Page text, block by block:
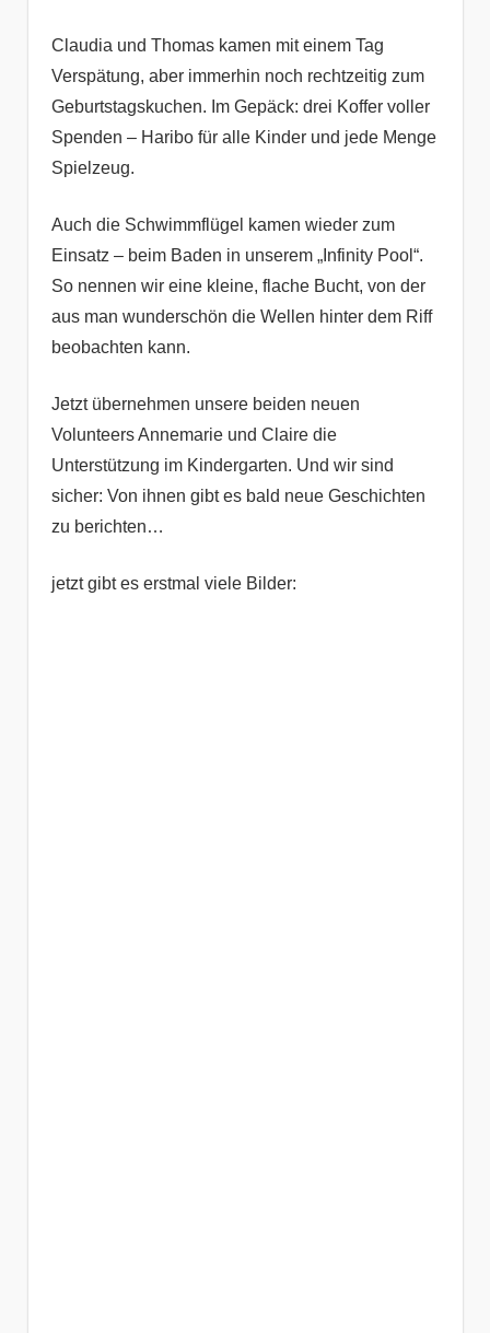
Claudia und Thomas kamen mit einem Tag
Verspätung, aber immerhin noch rechtzeitig zum
Geburtstagskuchen. Im Gepäck: drei Koffer voller
Spenden – Haribo für alle Kinder und jede Menge
Spielzeug.
Auch die Schwimmflügel kamen wieder zum
Einsatz – beim Baden in unserem „Infinity Pool“.
So nennen wir eine kleine, flache Bucht, von der
aus man wunderschön die Wellen hinter dem Riff
beobachten kann.
Jetzt übernehmen unsere beiden neuen
Volunteers Annemarie und Claire die
Unterstützung im Kindergarten. Und wir sind
sicher: Von ihnen gibt es bald neue Geschichten
zu berichten…
jetzt gibt es erstmal viele Bilder: